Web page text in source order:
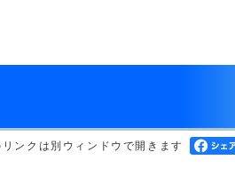
ンクは別ウィンドウで開きます